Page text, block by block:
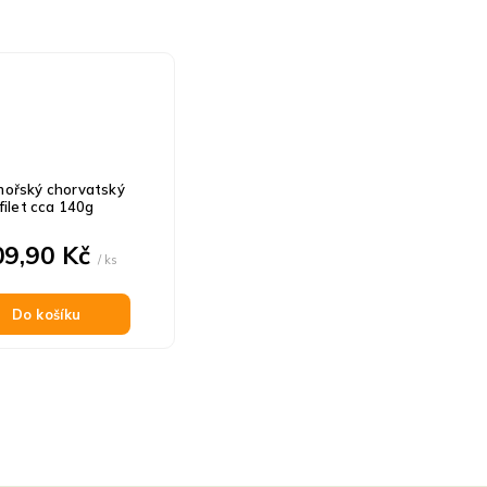
chorvatský
cca 140g
Kč/ ks
Do košíku